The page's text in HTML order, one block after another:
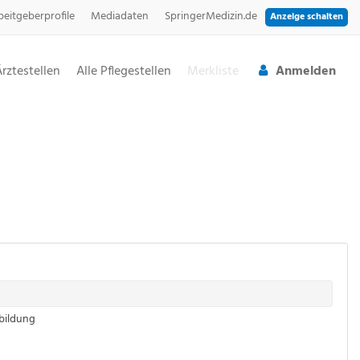
Anzeige schalten
Mediadaten SpringerMedizin.de
Anmelden
Alle Pflegestellen Merkliste